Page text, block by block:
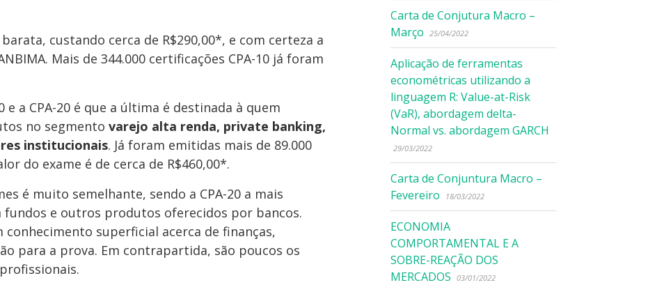
custando cerca de R$290,00*, e com certeza a
Mais de 344.000 certificações CPA-10 já foram
e a CPA-20 é que a última é destinada à quem
no segmento varejo alta renda, private banking,
institucionais. Já foram emitidas mais de 89.000
do exame é de cerca de R$460,00*.
é muito semelhante, sendo a CPA-20 a mais
e outros produtos oferecidos por bancos.
conhecimento superficial acerca de finanças,
para a prova. Em contrapartida, são poucos os
Carta de Conjutura Macro –
Março
25/04/2022
Aplicação de ferramentas
econométricas utilizando a
linguagem R: Value-at-Risk
(VaR), abordagem delta-
Normal vs. abordagem GARCH
29/03/2022
Carta de Conjuntura Macro –
Fevereiro
18/03/2022
ECONOMIA
COMPORTAMENTAL E A
SOBRE-REAÇÃO DOS
MERCADOS
03/01/2022